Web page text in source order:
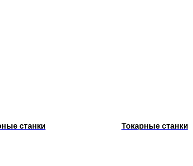
станки Токарные станки